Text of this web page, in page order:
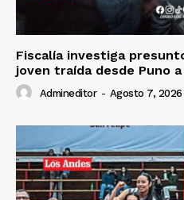
Fiscalía investiga
joven traída desde Puno
Admineditor - Agosto 7, 2026